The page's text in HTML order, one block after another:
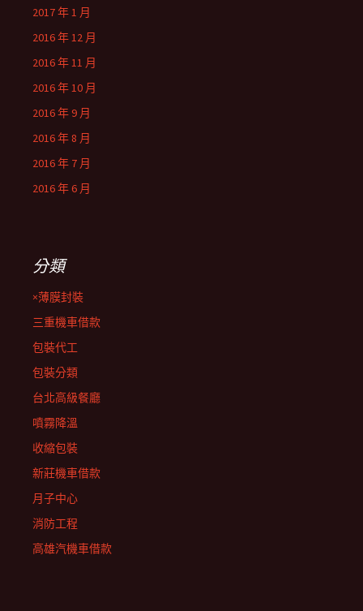
2017 年 1 月
2016 年 12 月
2016 年 11 月
2016 年 10 月
2016 年 9 月
2016 年 8 月
2016 年 7 月
2016 年 6 月
分類
×薄膜封裝
三重機車借款
包裝代工
包裝分類
台北高級餐廳
噴霧降溫
收縮包裝
新莊機車借款
月子中心
消防工程
高雄汽機車借款